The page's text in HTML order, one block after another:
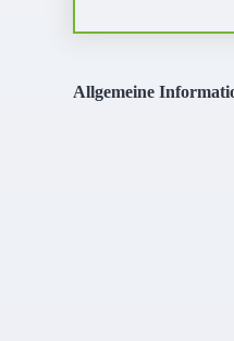
Allgemeine